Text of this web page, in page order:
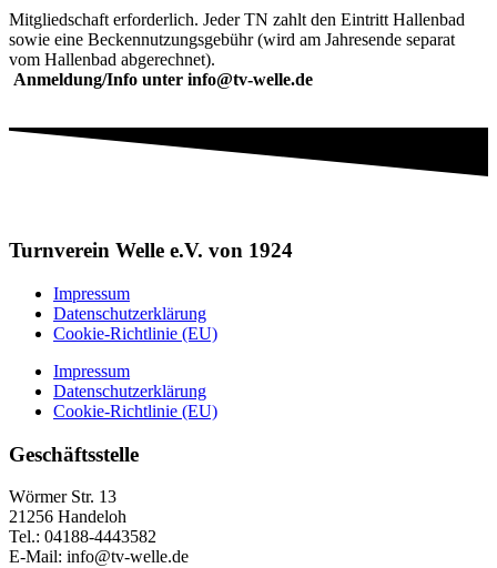
Mitgliedschaft erforderlich. Jeder TN zahlt den Eintritt Hallenbad
sowie eine Beckennutzungsgebühr (wird am Jahresende separat
vom Hallenbad abgerechnet).
Anmeldung/Info unter info@tv-welle.de
Turnverein Welle e.V. von 1924
Impressum
Datenschutzerklärung
Cookie-Richtlinie (EU)
Impressum
Datenschutzerklärung
Cookie-Richtlinie (EU)
Geschäftsstelle
Wörmer Str. 13
21256 Handeloh
Tel.: 04188-4443582
E-Mail: info@tv-welle.de